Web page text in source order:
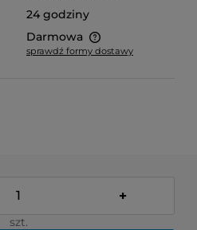
24 godziny
Darmowa
kosztów płatności
sprawdź formy dostawy
+
szt.